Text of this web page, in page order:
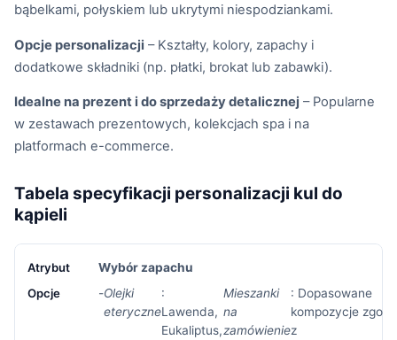
bąbelkami, połyskiem lub ukrytymi niespodziankami.
Opcje personalizacji – Kształty, kolory, zapachy i
dodatkowe składniki (np. płatki, brokat lub zabawki).
Idealne na prezent i do sprzedaży detalicznej – Popularne
w zestawach prezentowych, kolekcjach spa i na
platformach e-commerce.
Tabela specyfikacji personalizacji kul do
kąpieli
Wybór zapachu
-Olejki
eteryczne
:
Lawenda,
Eukaliptus,
Mieszanki
na
zamówienie
: Dopasowane
kompozycje
z